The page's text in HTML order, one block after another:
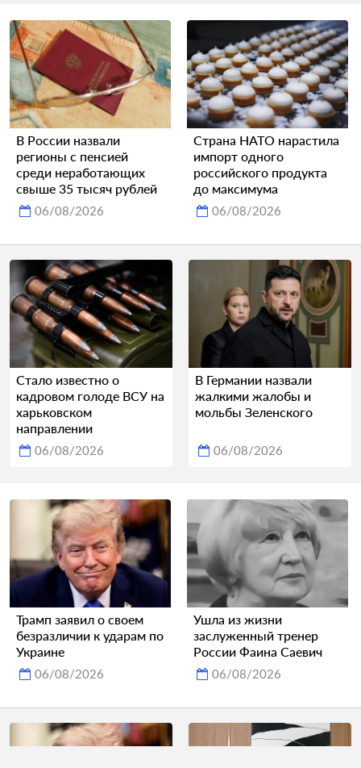
В России назвали
регионы с пенсией
среди неработающих
свыше 35 тысяч рублей
06/08/2026
Страна НАТО нарастила
импорт одного
российского продукта
до максимума
06/08/2026
Стало известно о
кадровом голоде ВСУ на
харьковском
направлении
06/08/2026
В Германии назвали
жалкими жалобы и
мольбы Зеленского
06/08/2026
Трамп заявил о своем
безразличии к ударам по
Украине
06/08/2026
Ушла из жизни
заслуженный тренер
России Фаина Саевич
06/08/2026